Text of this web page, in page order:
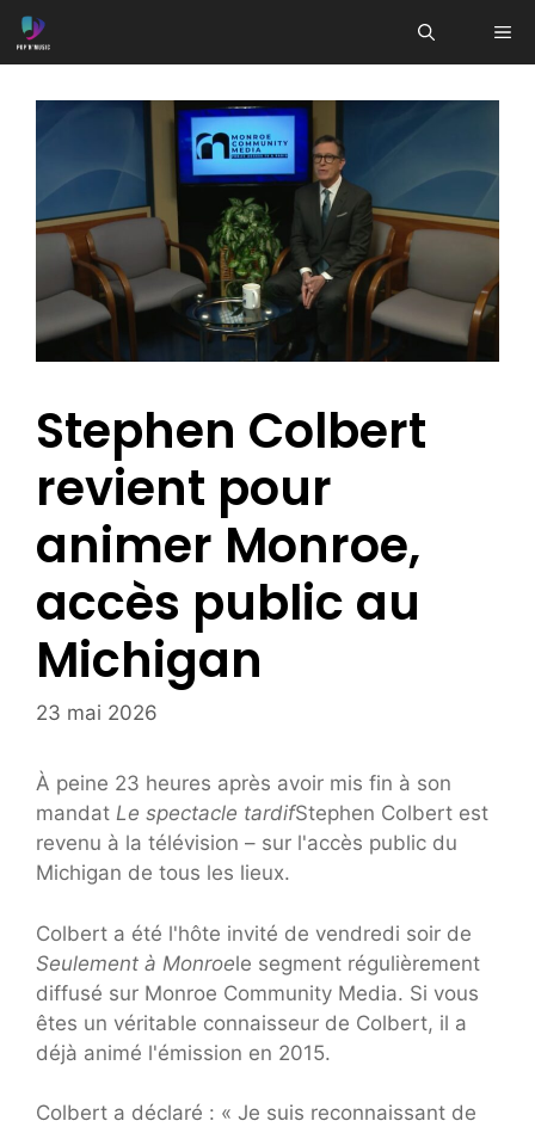
Aller
au
Stephen Colbert
revient pour
animer Monroe,
accès public au
Michigan
23 mai 2026
À peine 23 heures après avoir mis fin à son
mandat Le spectacle tardifStephen Colbert est
revenu à la télévision – sur l'accès public du
Michigan de tous les lieux.
Colbert a été l'hôte invité de vendredi soir de
Seulement à Monroele segment régulièrement
diffusé sur Monroe Community Media. Si vous
êtes un véritable connaisseur de Colbert, il a
déjà animé l'émission en 2015.
Colbert a déclaré : « Je suis reconnaissant de